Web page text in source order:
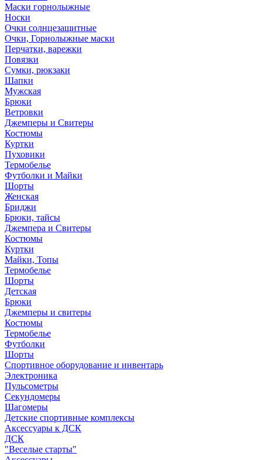
Маски горнолыжные
Носки
Очки солнцезащитные
Очки, Горнолыжные маски
Перчатки, варежки
Повязки
Сумки, рюкзаки
Шапки
Мужская
Брюки
Ветровки
Джемперы и Свитеры
Костюмы
Куртки
Пуховики
Термобелье
Футболки и Майки
Шорты
Женская
Бриджи
Брюки, тайсы
Джемпера и Свитеры
Костюмы
Куртки
Майки, Топы
Термобелье
Шорты
Детская
Брюки
Джемперы и свитеры
Костюмы
Термобелье
Футболки
Шорты
Спортивное оборудование и инвентарь
Электроника
Пульсометры
Секундомеры
Шагомеры
Детские спортивные комплексы
Аксессуары к ДСК
ДСК
"Веселые старты"